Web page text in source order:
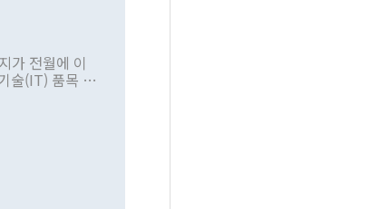
동안 정 장
대통령과 유
적이다. 정 장
높아지고 있
가 전월에 이
술(IT) 품목 수